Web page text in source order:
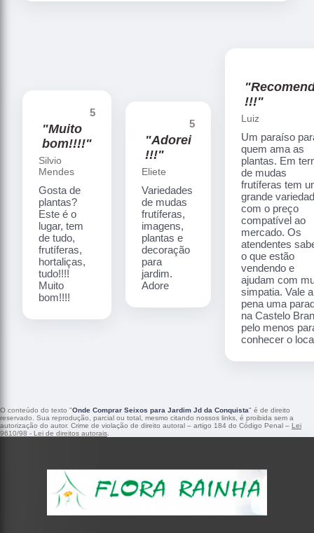
5
"Muito
bom!!!!"
Silvio
Mendes
Gosta de
plantas?
Este é o
lugar, tem
de tudo,
frutíferas,
hortaliças,
tudo!!!!
Muito
bom!!!!
5
"Adorei
!!!"
Eliete
Variedades
de mudas
frutíferas,
imagens,
plantas e
decoração
para
jardim.
Adore
!!!"
Luiz
Um paraíso
quem ama as
plantas. Em
de mudas
frutíferas tem
grande
com o preço
compatível ao
mercado. Os
atendentes
o que estão
vendendo e
ajudam com
simpatia. Vale a
pena uma
na Castelo
pelo menos
conhecer o
O conteúdo do texto "Onde Comprar Seixos para Jardim Jd da Conquista" é de direito
reservado. Sua reprodução, parcial ou total, mesmo citando nossos links, é proibida sem a
autorização do autor. Crime de violação de direito autoral – artigo 184 do Código Penal – Lei
9610/98 - Lei de direitos autorais